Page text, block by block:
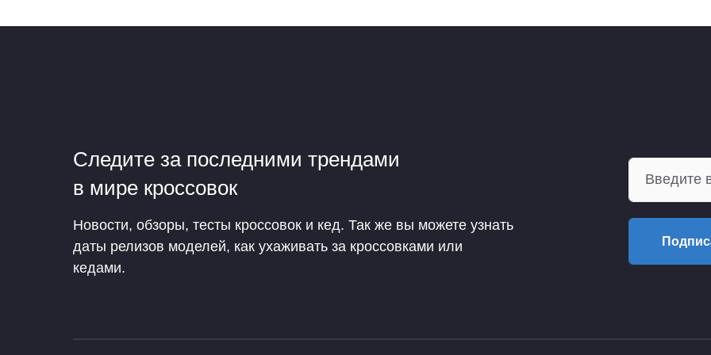
Следите за последними трендами
в мире кроссовок
Новости, обзоры, тесты кроссовок и кед. Так же вы можете узнать
даты релизов моделей, как ухаживать за кроссовками или
кедами.